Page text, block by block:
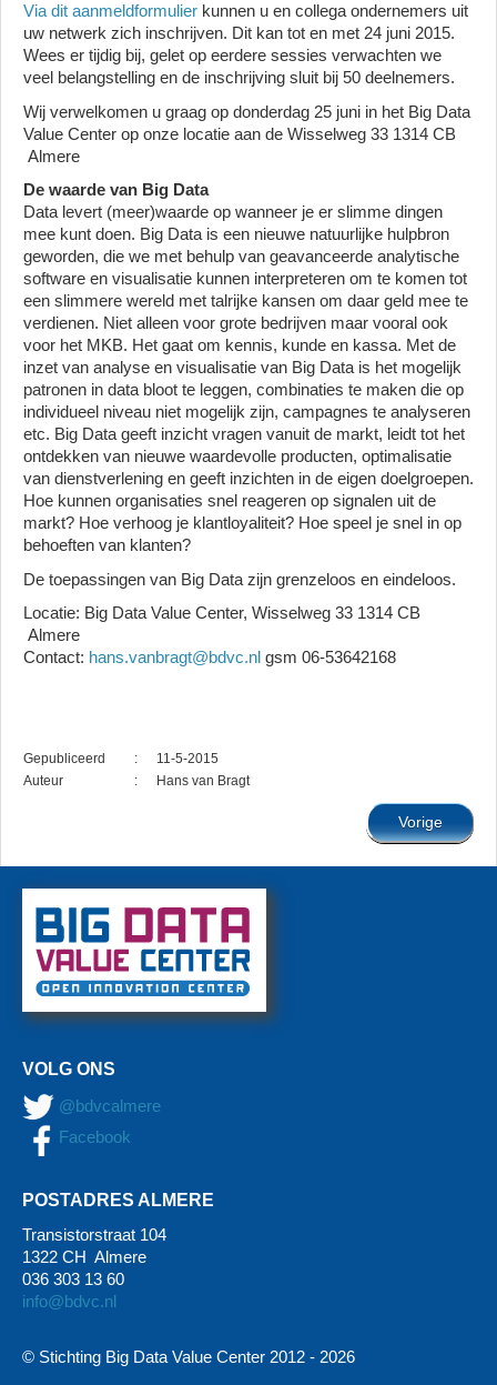
Via dit aanmeldformulier kunnen u en collega ondernemers uit
uw netwerk zich inschrijven. Dit kan tot en met 24 juni 2015.
Wees er tijdig bij, gelet op eerdere sessies verwachten we
veel belangstelling en de inschrijving sluit bij 50 deelnemers.
Wij verwelkomen u graag op donderdag 25 juni in het Big Data
Value Center op onze locatie aan de Wisselweg 33 1314 CB
Almere
De waarde van Big Data
Data levert (meer)waarde op wanneer je er slimme dingen
mee kunt doen. Big Data is een nieuwe natuurlijke hulpbron
geworden, die we met behulp van geavanceerde analytische
software en visualisatie kunnen interpreteren om te komen tot
een slimmere wereld met talrijke kansen om daar geld mee te
verdienen. Niet alleen voor grote bedrijven maar vooral ook
voor het MKB. Het gaat om kennis, kunde en kassa. Met de
inzet van analyse en visualisatie van Big Data is het mogelijk
patronen in data bloot te leggen, combinaties te maken die op
individueel niveau niet mogelijk zijn, campagnes te analyseren
etc. Big Data geeft inzicht vragen vanuit de markt, leidt tot het
ontdekken van nieuwe waardevolle producten, optimalisatie
van dienstverlening en geeft inzichten in de eigen doelgroepen.
Hoe kunnen organisaties snel reageren op signalen uit de
markt? Hoe verhoog je klantloyaliteit? Hoe speel je snel in op
behoeften van klanten?
De toepassingen van Big Data zijn grenzeloos en eindeloos.
Locatie: Big Data Value Center, Wisselweg 33 1314 CB
Almere
Contact: hans.vanbragt@bdvc.nl gsm 06-53642168
Gepubliceerd :
11-5-2015
Auteur
: Hans van Bragt
Vorige
VOLG ONS
@bdvcalmere
Facebook
POSTADRES ALMERE
Transistorstraat 104
1322 CH Almere
036 303 13 60
info@bdvc.nl
© Stichting Big Data Value Center 2012 - 2026